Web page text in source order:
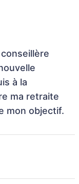
à la
ma retraite
mon objectif.